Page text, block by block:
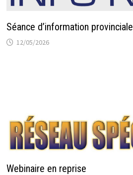
Séance d’information provinciale
12/05/2026
Webinaire en reprise